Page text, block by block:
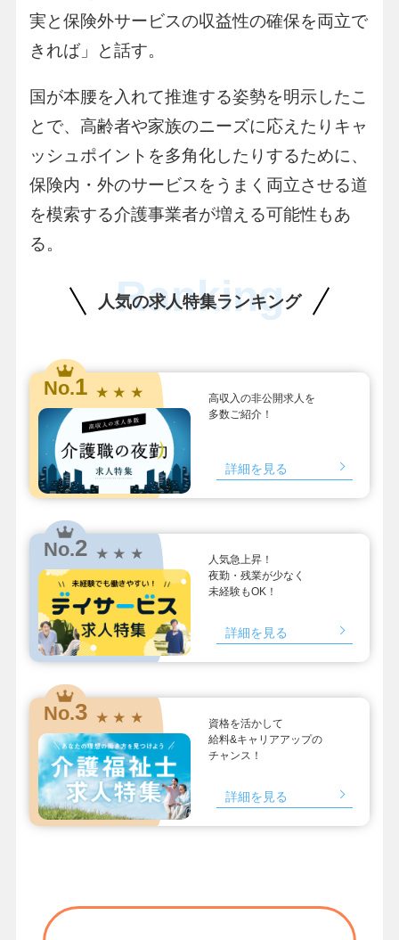
実と保険外サービスの収益性の確保を両立で
きれば」と話す。
国が本腰を入れて推進する姿勢を明示したこ
とで、高齢者や家族のニーズに応えたりキャ
ッシュポイントを多角化したりするために、
保険内・外のサービスをうまく両立させる道
を模索する介護事業者が増える可能性もあ
る。
人気の求人特集ランキング
Ranking
No.1 ★ ★ ★
高収入の非公開求人を
多数ご紹介！
詳細を見る
No.2 ★ ★ ★
人気急上昇！
夜勤・残業が少なく
未経験もOK！
詳細を見る
No.3 ★ ★ ★
資格を活かして
給料&キャリアアップの
チャンス！
詳細を見る